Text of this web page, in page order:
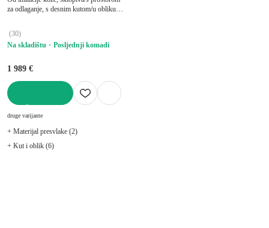
za odlaganje, s desnim kutom/u obliku
(30)
Na skladištu
Posljednji komadi
1 989 €
druge varijante
+ Materijal presvlake (2)
+ Kut i oblik (6)